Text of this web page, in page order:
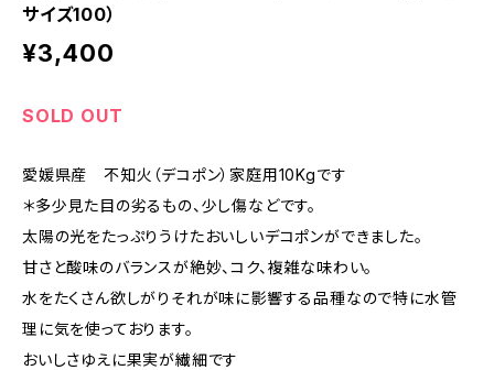
サイズ100）
¥3,400
SOLD OUT
愛媛県産 不知火（デコポン）家庭用10Kgです
＊多少見た目の劣るもの、少し傷などです。
太陽の光をたっぷりうけたおいしいデコポンができました。
甘さと酸味のバランスが絶妙、コク、複雑な味わい。
水をたくさん欲しがりそれが味に影響する品種なので特に水管
理に気を使っております。
おいしさゆえに果実が繊細です